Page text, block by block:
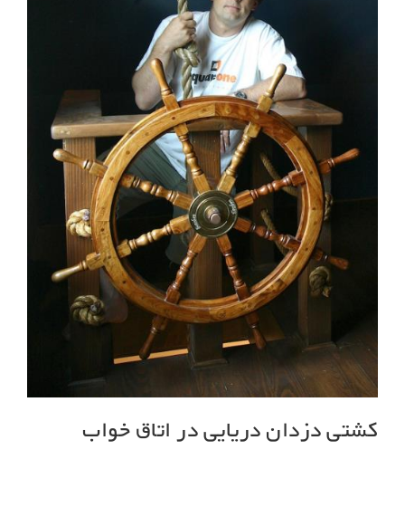
کشتی دزدان دریایی در اتاق خواب